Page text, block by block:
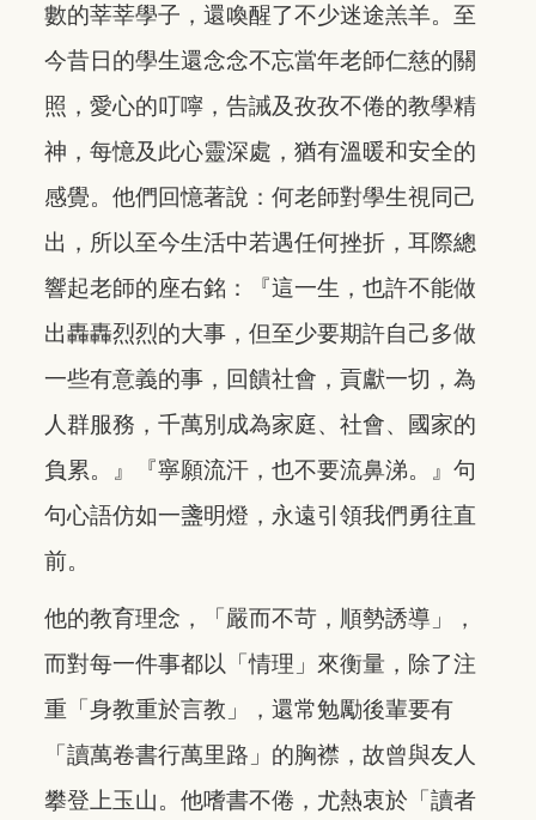
數的莘莘學子，還喚醒了不少迷途羔羊。至
今昔日的學生還念念不忘當年老師仁慈的關
照，愛心的叮嚀，告誡及孜孜不倦的教學精
神，每憶及此心靈深處，猶有溫暖和安全的
感覺。他們回憶著說：何老師對學生視同己
出，所以至今生活中若遇任何挫折，耳際總
響起老師的座右銘：『這一生，也許不能做
出轟轟烈烈的大事，但至少要期許自己多做
一些有意義的事，回饋社會，貢獻一切，為
人群服務，千萬別成為家庭、社會、國家的
負累。』『寧願流汗，也不要流鼻涕。』句
句心語仿如一盞明燈，永遠引領我們勇往直
前。
他的教育理念，「嚴而不苛，順勢誘導」，
而對每一件事都以「情理」來衡量，除了注
重「身教重於言教」，還常勉勵後輩要有
「讀萬卷書行萬里路」的胸襟，故曾與友人
攀登上玉山。他嗜書不倦，尤熱衷於「讀者